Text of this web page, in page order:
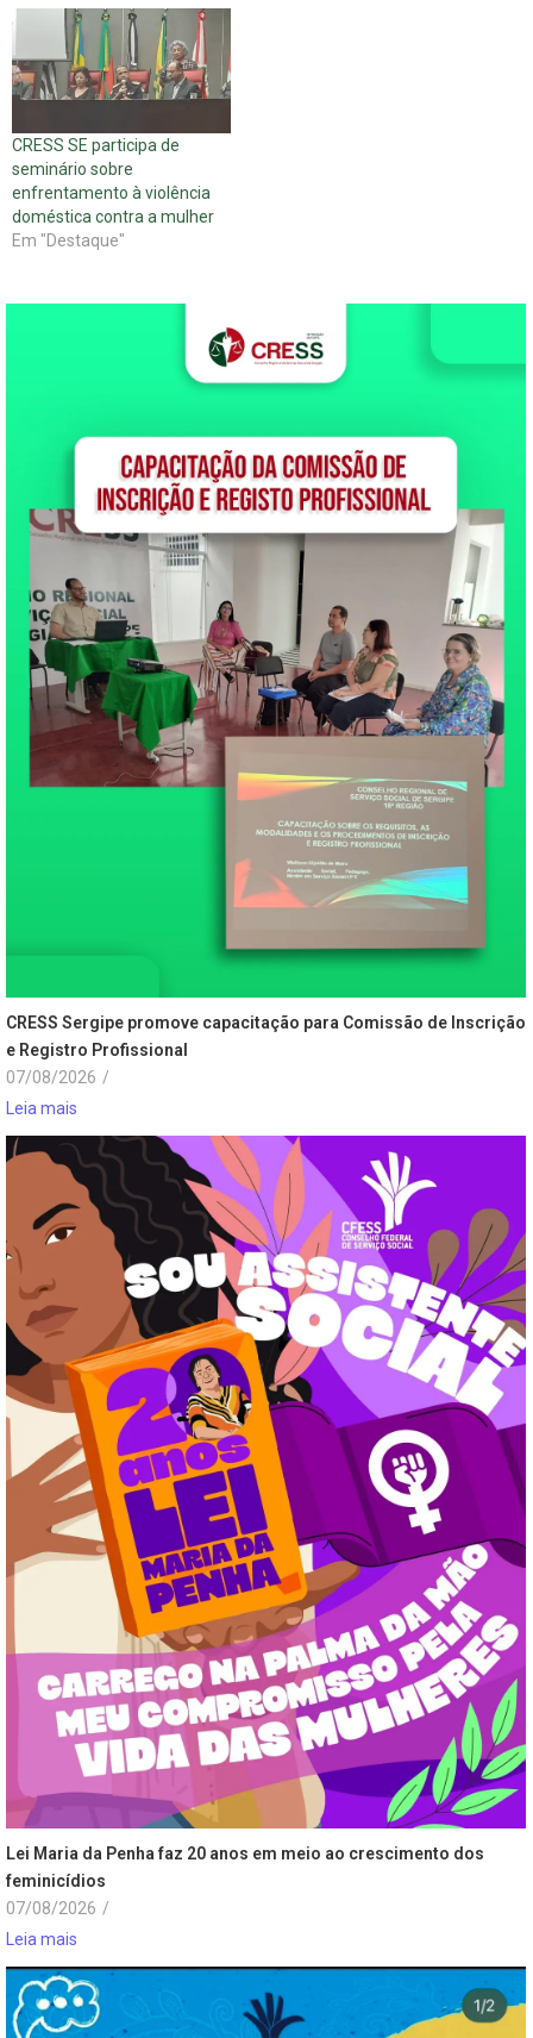
CRESS SE participa de
seminário sobre
enfrentamento à violência
doméstica contra a mulher
Em "Destaque"
CRESS Sergipe promove capacitação para Comissão de Inscrição
e Registro Profissional
07/08/2026 /
Leia mais
Lei Maria da Penha faz 20 anos em meio ao crescimento dos
feminicídios
07/08/2026 /
Leia mais